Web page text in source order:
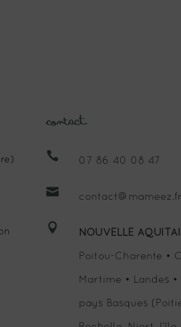
Contact
 07 86 40 08 47
 contact@mameez.fr
 NOUVELLE
Poitou-Charente •
Martime • Landes •
pays Basques